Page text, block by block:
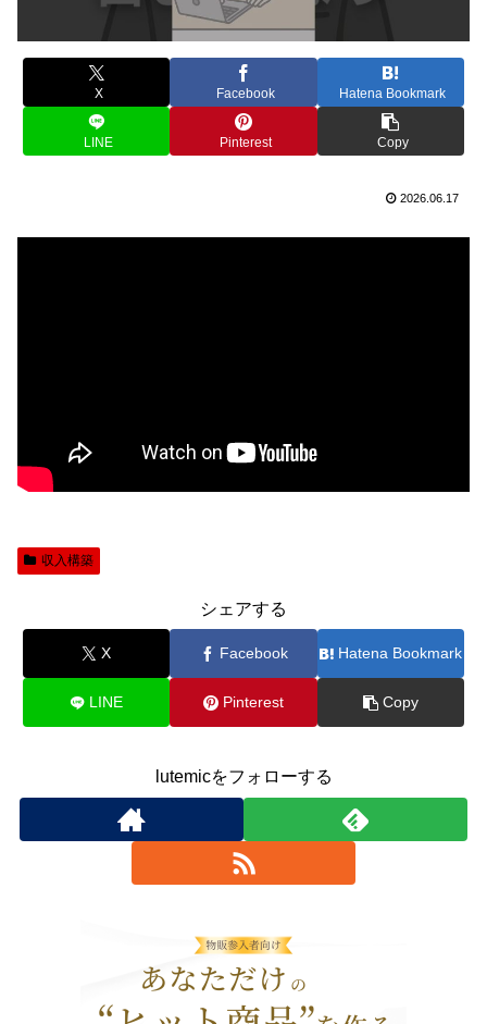
X Facebook Hatena Bookmark
LINE Pinterest Copy
2026.06.17
収入構築
シェアする
X Facebook Hatena Bookmark
LINE Pinterest Copy
lutemicをフォローする